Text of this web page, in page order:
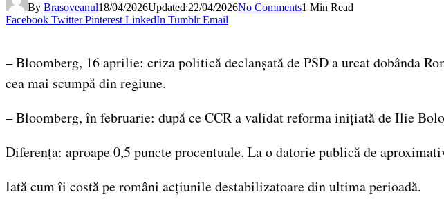
By Brasoveanul18/04/2026Updated:22/04/2026No Comments1 Min Read
Facebook Twitter Pinterest LinkedIn Tumblr Email
– Bloomberg, 16 aprilie: criza politică declanșată de PSD a urcat dobânda
cea mai scumpă din regiune.
– Bloomberg, în februarie: după ce CCR a validat reforma inițiată de Ilie
Diferența: aproape 0,5 puncte procentuale. La o datorie publică de
Iată cum îi costă pe români acțiunile destabilizatoare din ultima perioadă.